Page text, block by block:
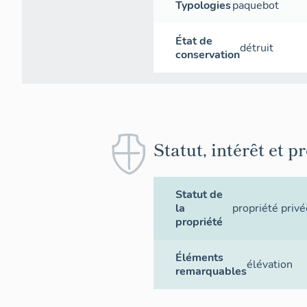
Typologiespaquebot
État de
conservationdétruit
Statut, intérêt et
Statut de
la
propriété
propriété
Éléments
remarquablesélévation